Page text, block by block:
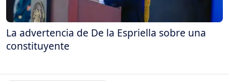
La advertencia de De la Espriella sobre una
constituyente